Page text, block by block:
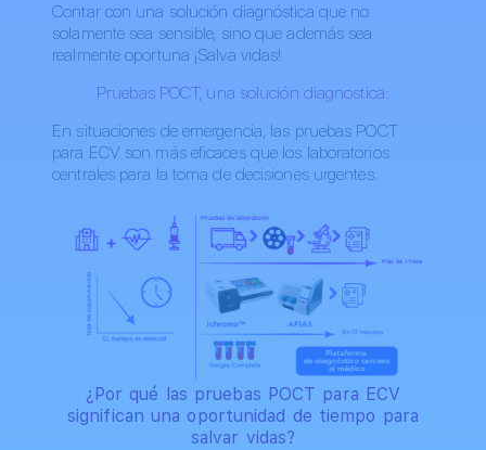
Contar con una solución diagnóstica que no
solamente sea sensible, sino que además sea
realmente oportuna ¡Salva vidas!
Pruebas POCT, una solución diagnostica:
En situaciones de emergencia, las pruebas POCT
para ECV son más eficaces que los laboratorios
centrales para la toma de decisiones urgentes.
¿Por qué las pruebas POCT para ECV
significan una oportunidad de tiempo para
salvar vidas?